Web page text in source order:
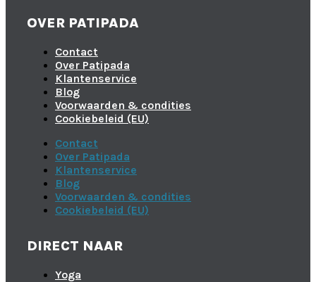
OVER PATIPADA
Contact
Over Patipada
Klantenservice
Blog
Voorwaarden & condities
Cookiebeleid (EU)
Contact
Over Patipada
Klantenservice
Blog
Voorwaarden & condities
Cookiebeleid (EU)
DIRECT NAAR
Yoga